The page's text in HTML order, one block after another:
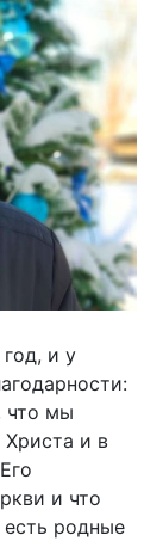
и у
что мы
и в
и что
есть родные